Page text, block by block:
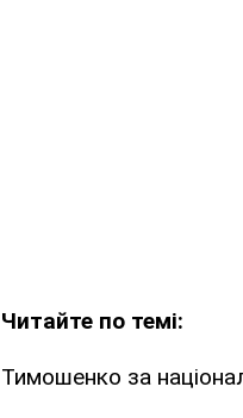
Читайте по темі:
Тимошенко за